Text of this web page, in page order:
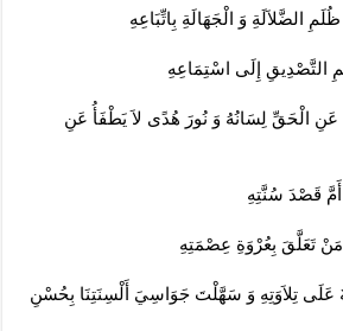
الضَّلاَلَةِ وَ الْجَهَالَةِ بِاتِّبَاعِهِ‏
التَّصْدِيقِ إِلَى اسْتِمَاعِهِ‏
الْحَقِّ لِسَانُهُ وَ نُورَ هُدًى لاَ يَطْفَأُ عَنِ
قَصْدَ سُنَّتِهِ‏
مَنْ تَعَلَّقَ بِعُرْوَةِ عِصْمَتِهِ‏
عَلَى تِلاَوَتِهِ وَ سَهَّلْتَ جَوَاسِيَ أَلْسِنَتِنَا بِحُسْنِ